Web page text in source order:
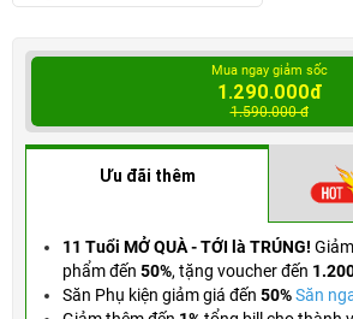
Mua ngay giảm sốc
1.290.000đ
1.590.000 đ
Ưu đãi thêm
11 Tuổi MỞ QUÀ - TỚI là TRÚNG!
phẩm đến 50%, tặng voucher đến
Săn Phụ kiện giảm giá đến 50%Săn